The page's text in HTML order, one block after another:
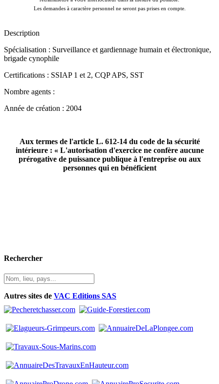
Les demandes à caractère personnel ne seront pas prises en compte.
Description
Spécialisation : Surveillance et gardiennage humain et électronique,
brigade cynophile
Certifications : SSIAP 1 et 2, CQP APS, SST
Nombre agents :
Année de création : 2004
Aux termes de l'article L. 612-14 du code de la sécurité
intérieure : « L'autorisation d'exercice ne confère aucune
prérogative de puissance publique à l'entreprise ou aux
personnes qui en bénéficient
Rechercher
Autres sites de VAC Editions SAS